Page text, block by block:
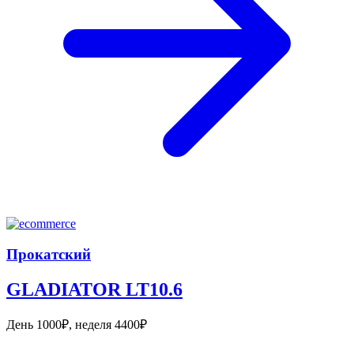
Прокатский
GLADIATOR LT10.6
День 1000₽, неделя 4400₽